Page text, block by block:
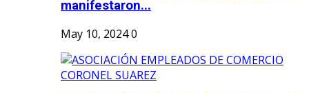
manifestaron...
May 10, 20240